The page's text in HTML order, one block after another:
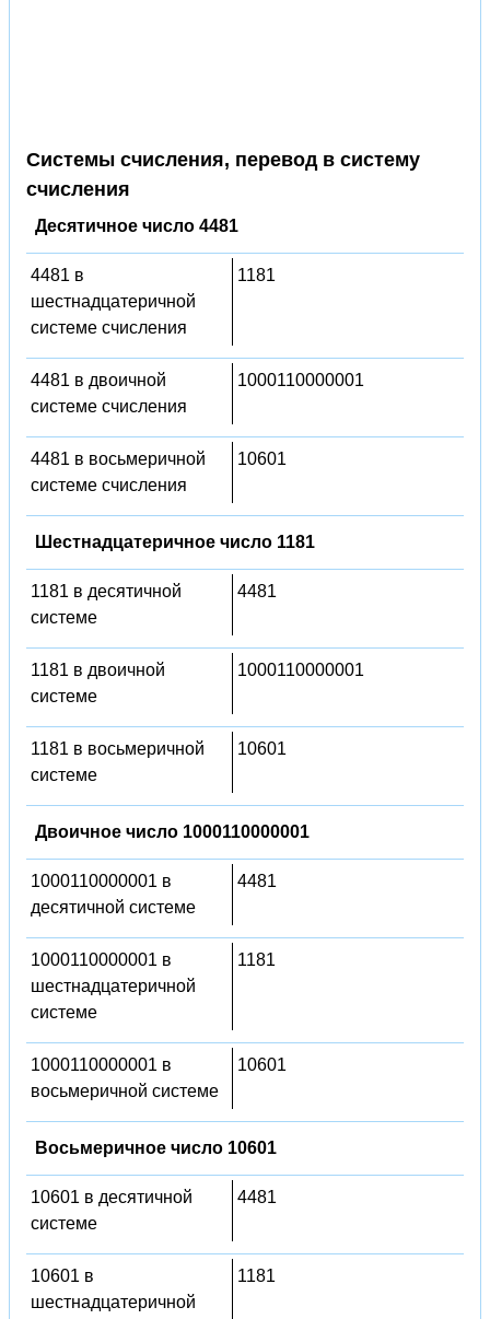
Системы счисления, перевод в систему
счисления
Десятичное число 4481
4481 в
шестнадцатеричной
системе счисления
1181
4481 в двоичной
системе счисления
1000110000001
4481 в восьмеричной
системе счисления
10601
Шестнадцатеричное число 1181
1181 в десятичной
системе
4481
1181 в двоичной
системе
1000110000001
1181 в восьмеричной
системе
10601
Двоичное число 1000110000001
1000110000001 в
десятичной системе
4481
1000110000001 в
шестнадцатеричной
системе
1181
1000110000001 в
восьмеричной системе
10601
Восьмеричное число 10601
10601 в десятичной
системе
4481
10601 в
шестнадцатеричной
1181